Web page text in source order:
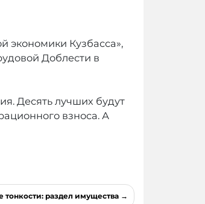
экономики Кузбасса»,
Доблести в
Десять лучших будут
взноса. А
раздел имущества